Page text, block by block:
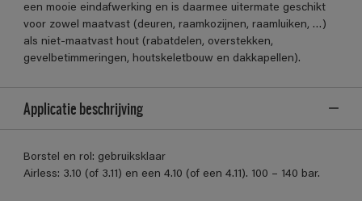
een mooie eindafwerking en is daarmee uitermate geschikt
voor zowel maatvast (deuren, raamkozijnen, raamluiken, …)
als niet-maatvast hout (rabatdelen, overstekken,
gevelbetimmeringen, houtskeletbouw en dakkapellen).
Applicatie beschrijving
Borstel en rol: gebruiksklaar
Airless: 3.10 (of 3.11) en een 4.10 (of een 4.11). 100 – 140 bar.